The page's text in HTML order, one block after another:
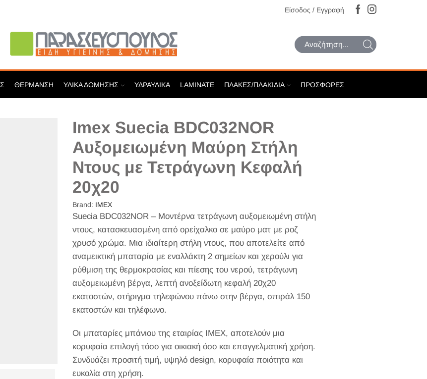
Είσοδος / Εγγραφή
Search
ΘΈΡΜΑΝΣΗ ΥΛΙΚΆ ΔΌΜΗΣΗΣ ΥΔΡΑΥΛΙΚΆ LAMINATE ΠΛΆΚΕΣ/ΠΛΑΚΊΔΙΑ ΠΡΟΣΦΟΡΈΣ
Imex Suecia BDC032NOR
Αυξομειωμένη Μαύρη Στήλη
Ντους με Τετράγωνη Κεφαλή
20χ20
Brand: IMEX
Suecia BDC032NOR – Μοντέρνα τετράγωνη αυξομειωμένη στήλη
ντους, κατασκευασμένη από ορείχαλκο σε μαύρο ματ με ροζ
χρυσό χρώμα. Μια ιδιαίτερη στήλη ντους, που αποτελείτε από
αναμεικτική μπαταρία με εναλλάκτη 2 σημείων και χερούλι για
ρύθμιση της θερμοκρασίας και πίεσης του νερού, τετράγωνη
αυξομειωμένη βέργα, λεπτή ανοξείδωτη κεφαλή 20χ20
εκατοστών, στήριγμα τηλεφώνου πάνω στην βέργα, σπιράλ 150
εκατοστών και τηλέφωνο.
Οι μπαταρίες μπάνιου της εταιρίας IMEX, αποτελούν μια
κορυφαία επιλογή τόσο για οικιακή όσο και επαγγελματική χρήση.
Συνδυάζει προσιτή τιμή, υψηλό design, κορυφαία ποιότητα και
ευκολία στη χρήση.